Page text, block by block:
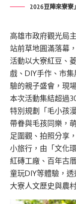
2026豆陣來寮寮
高雄市政府觀光局
站前草地圓滿落幕
活動以大寮紅豆、
戲、DIY手作、市
驗的親子盛會，現
本次活動集結超過
特別規劃「毛小孩
帶眷與毛孩同樂，
足圍觀、拍照分享
小旅行，由「文化
紅磚工廠、百年古
童玩DIY等體驗，
大寮人文歷史與農